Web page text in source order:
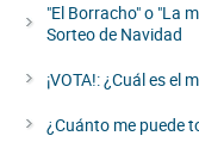
"El Borracho" o "La
Sorteo de Navidad
¡VOTA!: ¿Cuál es el
¿Cuánto me puede